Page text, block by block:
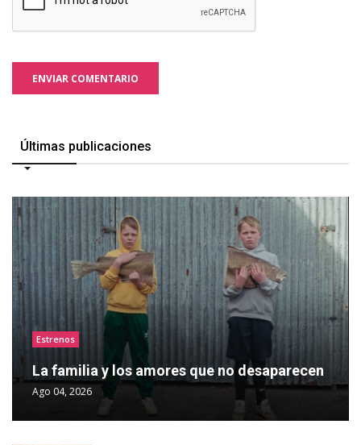
ENVIAR COMENTARIO
Últimas publicaciones
Estrenos
La familia y los amores que no desaparecen
Ago 04, 2026